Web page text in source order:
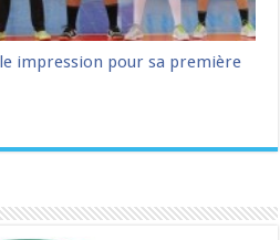
impression pour sa première